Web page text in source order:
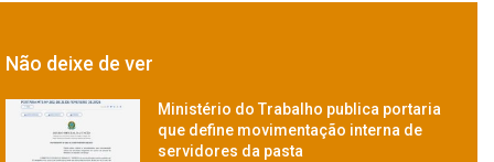
Não deixe de ver
Ministério do Trabalho publica portaria
que define movimentação interna de
servidores da pasta